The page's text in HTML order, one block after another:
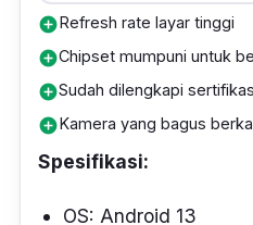
add_circleRefresh rate layar tinggi
add_circleChipset mumpuni untuk
add_circleSudah dilengkapi
add_circleKamera yang bagus
Spesifikasi:
OS: Android 13